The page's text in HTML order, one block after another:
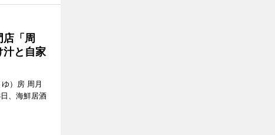
「周
と自家
）房 周月
、海鮮居酒